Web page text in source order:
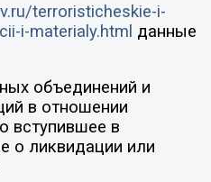
terroristicheskie-i-
i-materialy.html данные
объединений и
в отношении
вступившее в
о ликвидации или